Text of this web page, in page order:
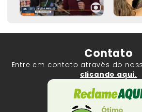
Contato
Entre em contato através do
clicando aqui.